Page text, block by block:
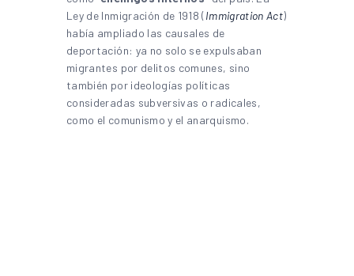
Ley de Inmigración de 1918 (Immigration Act)
había ampliado las causales de
deportación: ya no solo se expulsaban
migrantes por delitos comunes, sino
también por ideologías políticas
consideradas subversivas o radicales,
como el comunismo y el anarquismo.